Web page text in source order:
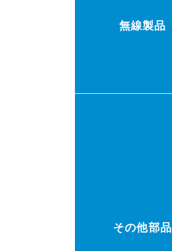
無線製品
その他部品